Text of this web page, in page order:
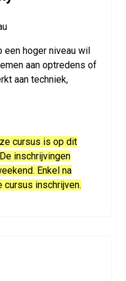
hoger niveau wil
aan optredens of
aan techniek,
cursus is op dit
inschrijvingen
Enkel na
cursus inschrijven.